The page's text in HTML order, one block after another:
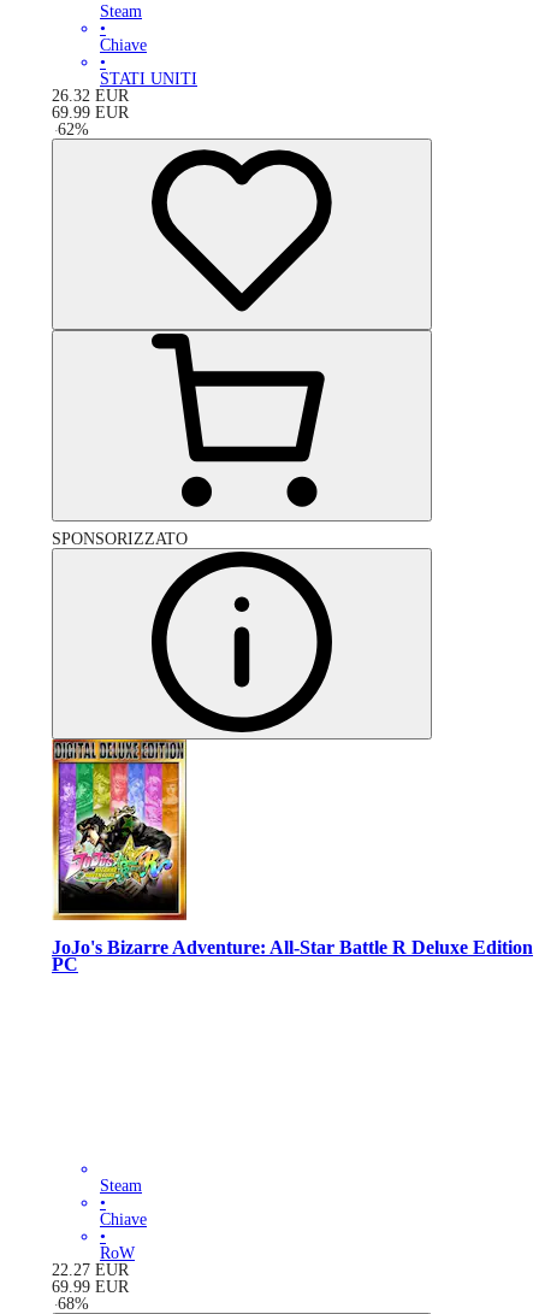
Steam
•
Chiave
•
STATI UNITI
26.32 EUR
69.99 EUR
-62%
SPONSORIZZATO
JoJo's Bizarre Adventure: All-Star Battle R Deluxe Edition
PC
Steam
•
Chiave
•
RoW
22.27 EUR
69.99 EUR
-68%